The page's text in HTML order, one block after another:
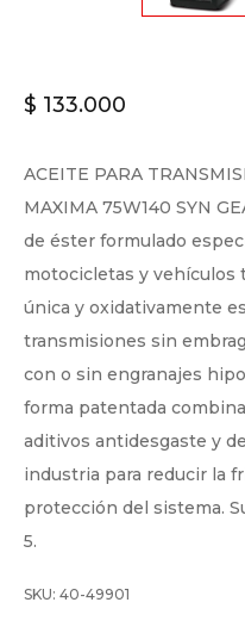
$ 133.000
ACEITE PARA
MAXIMA 75W140 SYN
de éster formulado
motocicletas y vehículos
única y oxidativamente
transmisiones sin
con o sin engranajes
forma patentada
aditivos antidesgaste y
industria para reducir la
protección del sistema.
5.
SKU: 40-49901